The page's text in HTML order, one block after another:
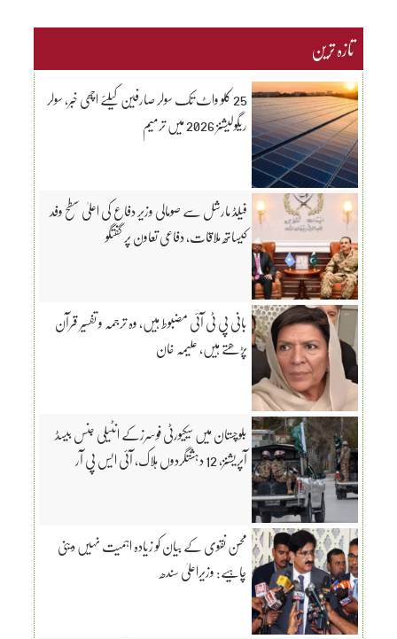
تازہ ترین
25 کلو واٹ تک سولر صارفین کیلئے اچھی خبر، سولر
ریگولیشنز 2026 میں ترمیم
فیلڈ مارشل سے صومالی وزیر دفاع کی اعلیٰ سطح وفد
کیساتھ ملاقات، دفاعی تعاون پر گفتگو
بانی پی ٹی آئی مضبوط ہیں، وہ ترجمہ و تفسیر قرآن
پڑھتے ہیں، علیمہ خان
بلوچستان میں سیکیورٹی فوسرزکے انٹیلی جنس بیسڈ
آپریشنز، 12 دہشتگردوں ہلاک، آئی ایس پی آر
محسن نقوی کے بیان کو زیادہ اہمیت نہیں دینی
چاہیے: وزیراعلیٰ سندھ